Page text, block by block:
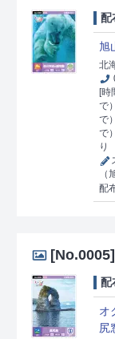
配
旭
北
[時
で
で
で）
り
配
[No.0005]
配
オ
尻